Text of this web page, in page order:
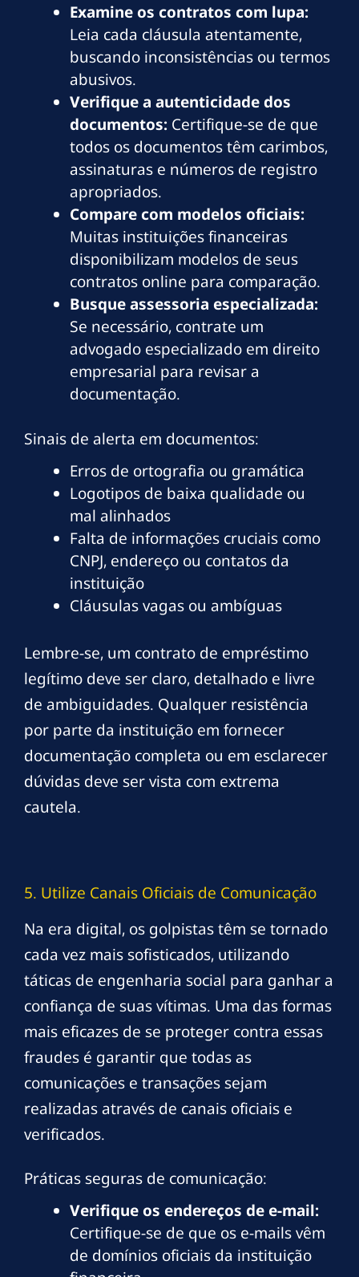
Examine os contratos com lupa:
Leia cada cláusula atentamente,
buscando inconsistências ou termos
abusivos.
Verifique a autenticidade dos
documentos: Certifique-se de que
todos os documentos têm carimbos,
assinaturas e números de registro
apropriados.
Compare com modelos oficiais:
Muitas instituições financeiras
disponibilizam modelos de seus
contratos online para comparação.
Busque assessoria especializada:
Se necessário, contrate um
advogado especializado em direito
empresarial para revisar a
documentação.
Sinais de alerta em documentos:
Erros de ortografia ou gramática
Logotipos de baixa qualidade ou
mal alinhados
Falta de informações cruciais como
CNPJ, endereço ou contatos da
instituição
Cláusulas vagas ou ambíguas
Lembre-se, um contrato de empréstimo
legítimo deve ser claro, detalhado e livre
de ambiguidades. Qualquer resistência
por parte da instituição em fornecer
documentação completa ou em esclarecer
dúvidas deve ser vista com extrema
cautela.
5. Utilize Canais Oficiais de Comunicação
Na era digital, os golpistas têm se tornado
cada vez mais sofisticados, utilizando
táticas de engenharia social para ganhar a
confiança de suas vítimas. Uma das formas
mais eficazes de se proteger contra essas
fraudes é garantir que todas as
comunicações e transações sejam
realizadas através de canais oficiais e
verificados.
Práticas seguras de comunicação:
Verifique os endereços de e-mail:
Certifique-se de que os e-mails vêm
de domínios oficiais da instituição